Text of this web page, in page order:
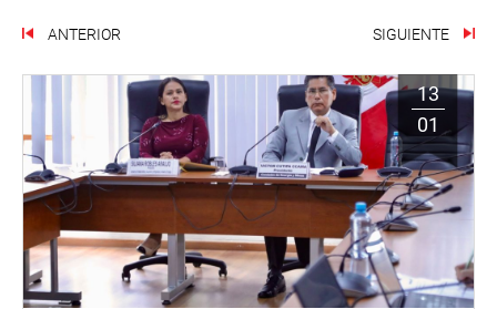
ANTERIOR SIGUIENTE
13
01